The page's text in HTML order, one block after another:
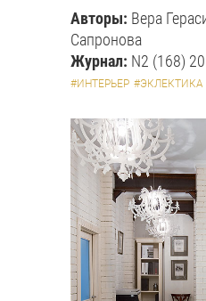
Авторы: Вера
Сапронова
Журнал: N2 (168)
#ИНТЕРЬЕР #ЭКЛЕКТИКА